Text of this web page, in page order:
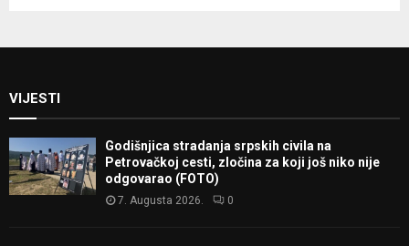
VIJESTI
Godišnjica stradanja srpskih civila na
Petrovačkoj cesti, zločina za koji još niko nije
odgovarao (FOTO)
7. Augusta 2026. 0